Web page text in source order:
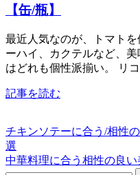
【缶/瓶】
最近人気なのが、トマト
ーハイ、カクテルなど、
はどれも個性派揃い。 リ
記事を読む
チキンソテーに合う/相性
選
中華料理に合う相性の良